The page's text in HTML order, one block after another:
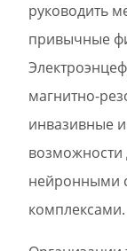
руководить
привычные
магнитно-
инвазивные
нейронными
комплексами.